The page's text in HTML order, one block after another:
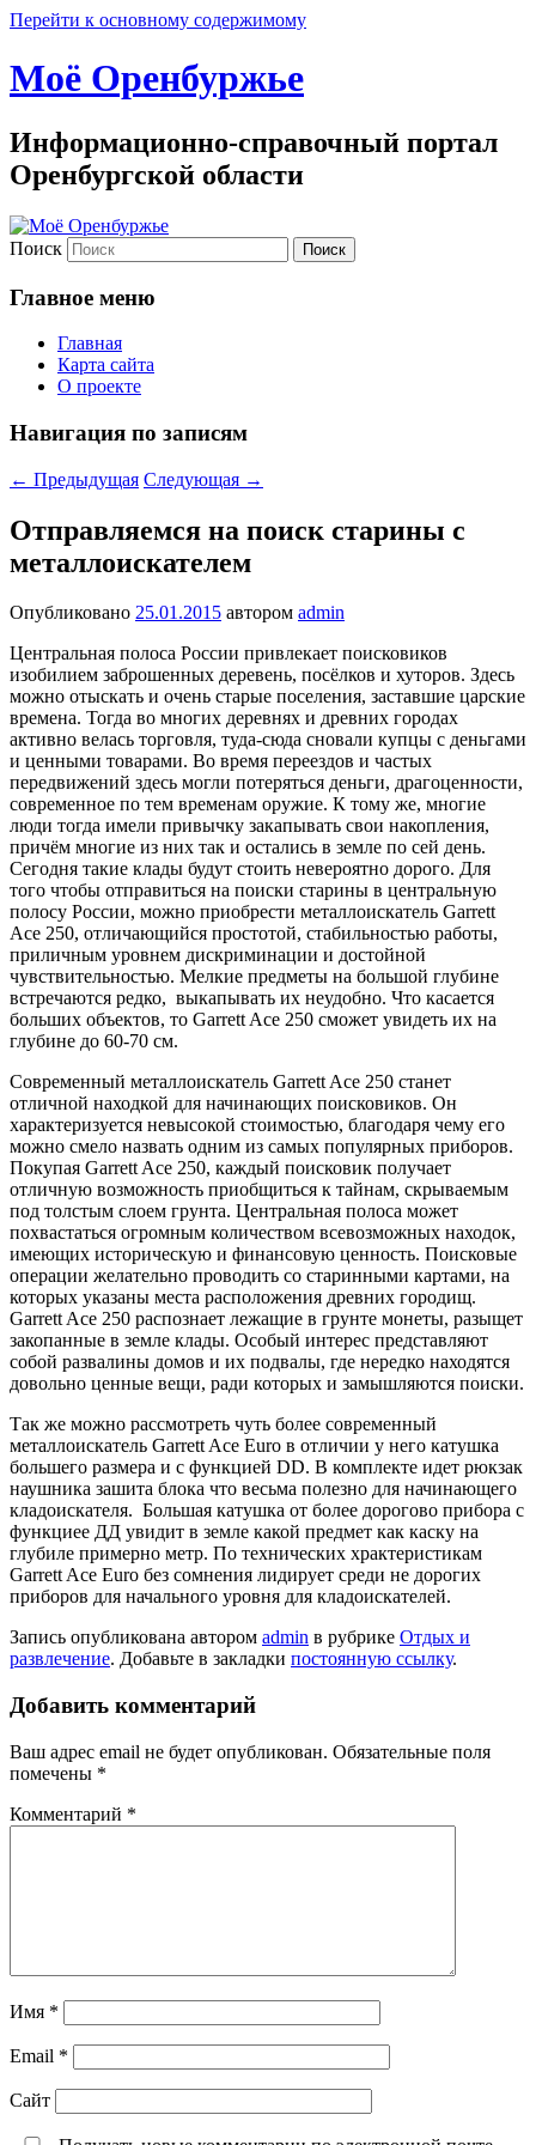
Перейти к основному содержимому
Моё Оренбуржье
Информационно-справочный портал
Оренбургской области
Поиск
Главное меню
Главная
Карта сайта
О проекте
Навигация по записям
← Предыдущая Следующая →
Отправляемся на поиск старины с
металлоискателем
Опубликовано 25.01.2015 автором admin
Центральная полоса России привлекает поисковиков
изобилием заброшенных деревень, посёлков и хуторов. Здесь
можно отыскать и очень старые поселения, заставшие царские
времена. Тогда во многих деревнях и древних городах
активно велась торговля, туда-сюда сновали купцы с деньгами
и ценными товарами. Во время переездов и частых
передвижений здесь могли потеряться деньги, драгоценности,
современное по тем временам оружие. К тому же, многие
люди тогда имели привычку закапывать свои накопления,
причём многие из них так и остались в земле по сей день.
Сегодня такие клады будут стоить невероятно дорого. Для
того чтобы отправиться на поиски старины в центральную
полосу России, можно приобрести металлоискатель Garrett
Ace 250, отличающийся простотой, стабильностью работы,
приличным уровнем дискриминации и достойной
чувствительностью. Мелкие предметы на большой глубине
встречаются редко, выкапывать их неудобно. Что касается
больших объектов, то Garrett Ace 250 сможет увидеть их на
глубине до 60-70 см.
Современный металлоискатель Garrett Ace 250 станет
отличной находкой для начинающих поисковиков. Он
характеризуется невысокой стоимостью, благодаря чему его
можно смело назвать одним из самых популярных приборов.
Покупая Garrett Ace 250, каждый поисковик получает
отличную возможность приобщиться к тайнам, скрываемым
под толстым слоем грунта. Центральная полоса может
похвастаться огромным количеством всевозможных находок,
имеющих историческую и финансовую ценность. Поисковые
операции желательно проводить со старинными картами, на
которых указаны места расположения древних городищ.
Garrett Ace 250 распознает лежащие в грунте монеты, разыщет
закопанные в земле клады. Особый интерес представляют
собой развалины домов и их подвалы, где нередко находятся
довольно ценные вещи, ради которых и замышляются поиски.
Так же можно рассмотреть чуть более современный
металлоискатель Garrett Ace Euro в отличии у него катушка
большего размера и с функцией DD. В комплекте идет рюкзак
наушника зашита блока что весьма полезно для начинающего
кладоискателя. Большая катушка от более дорогово прибора с
функциее ДД увидит в земле какой предмет как каску на
глубиле примерно метр. По технических храктеристикам
Garrett Ace Euro без сомнения лидирует среди не дорогих
приборов для начального уровня для кладоискателей.
Запись опубликована автором admin в рубрике Отдых и
развлечение. Добавьте в закладки постоянную ссылку.
Добавить комментарий
Ваш адрес email не будет опубликован. Обязательные поля
помечены *
Комментарий *
Имя *
Email *
Сайт